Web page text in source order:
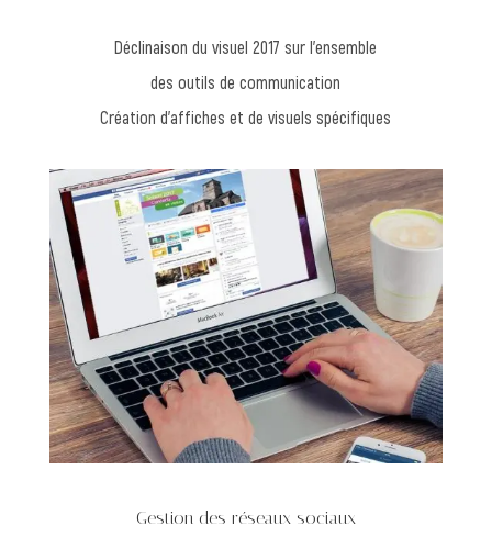
Déclinaison du visuel 2017 sur l’ensemble
des outils de communication
Création d’affiches et de visuels spécifiques
Gestion des réseaux sociaux